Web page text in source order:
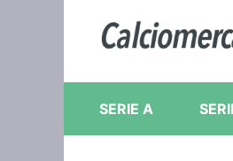
contenuto
SERIE A